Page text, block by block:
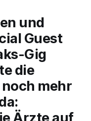
und
Guest
Gig
die
mehr